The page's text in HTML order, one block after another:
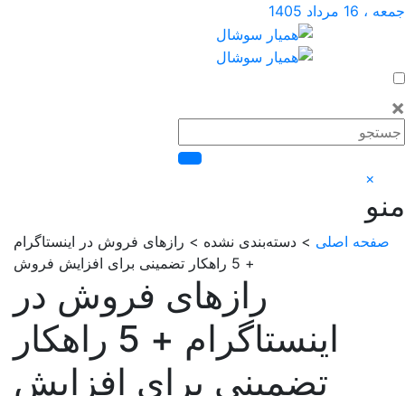
1405
اصلی> دسته‌بندی نشده > رازهای فروش در اینستاگرام
رازهای فروش در
اینستاگرام + 5 راهکار
تضمینی برای افزایش